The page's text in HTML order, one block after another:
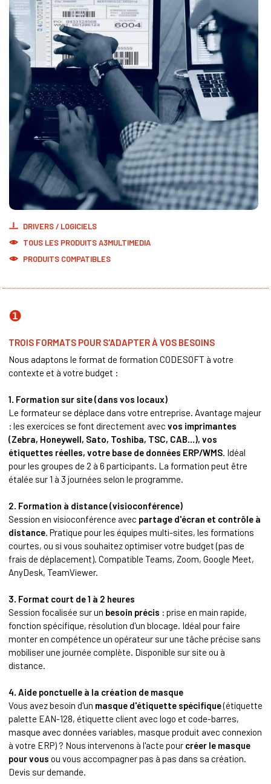
DRIVERS / LOGICIELS
TOUS LES PRODUITSA3MULTIMEDIA
PRODUITS COMPATIBLES
❶
TROIS FORMATS POUR S'ADAPTER À VOS BESOINS
Nous adaptons le format de formation CODESOFT à votre
contexte et à votre budget :
1. Formation sur site (dans vos locaux)
Le formateur se déplace dans votre entreprise. Avantage majeur
: les exercices se font directement avec vos imprimantes
(Zebra, Honeywell, Sato, Toshiba, TSC, CAB...), vos
étiquettes réelles, votre base de données ERP/WMS . Idéal
pour les groupes de 2 à 6 participants. La formation peut être
étalée sur 1 à 3 journées selon le programme.
2. Formation à distance (visioconférence)
Session en visioconférence avec partage d'écran et contrôle à
distance . Pratique pour les équipes multi-sites, les formations
courtes, ou si vous souhaitez optimiser votre budget (pas de
frais de déplacement). Compatible Teams, Zoom, Google Meet,
AnyDesk, TeamViewer.
3. Format court de 1 à 2 heures
Session focalisée sur un besoin précis : prise en main rapide,
fonction spécifique, résolution d'un blocage. Idéal pour faire
monter en compétence un opérateur sur une tâche précise sans
mobiliser une journée complète. Disponible sur site ou à
distance.
4. Aide ponctuelle à la création de masque
Vous avez besoin d'un masque d'étiquette spécifique(étiquette
palette EAN-128, étiquette client avec logo et code-barres,
masque avec données variables, masque produit avec connexion
à votre ERP) ? Nous intervenons à l'acte pour créer le masque
pour vous ou vous accompagner pas à pas dans sa création.
Devis sur demande.